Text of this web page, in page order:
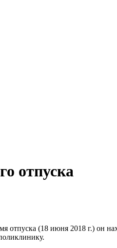
отпуска
(18 июня 2018 г.) он